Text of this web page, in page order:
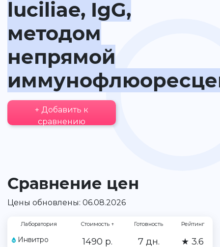
luciliae, IgG,
методом
непрямой
+ Добавить к
сравнению
Сравнение цен
Цены обновлены: 06.08.2026
Лаборатория Стоимость ↑ Готовность Рейтинг
Инвитро 1490 р. 7 дн. ★ 3.6